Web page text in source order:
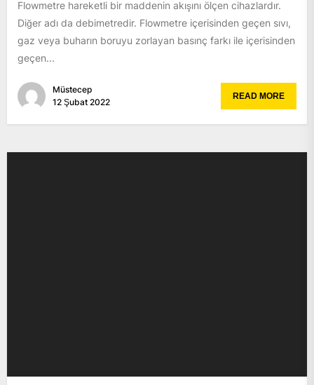
Flowmetre hareketli bir maddenin akışını ölçen cihazlardır.
Diğer adı da debimetredir. Flowmetre içerisinden geçen sıvı,
gaz veya buharın boruyu zorlayan basınç farkı ile içerisinden
geçen...
Müstecep
12 Şubat 2022
READ MORE